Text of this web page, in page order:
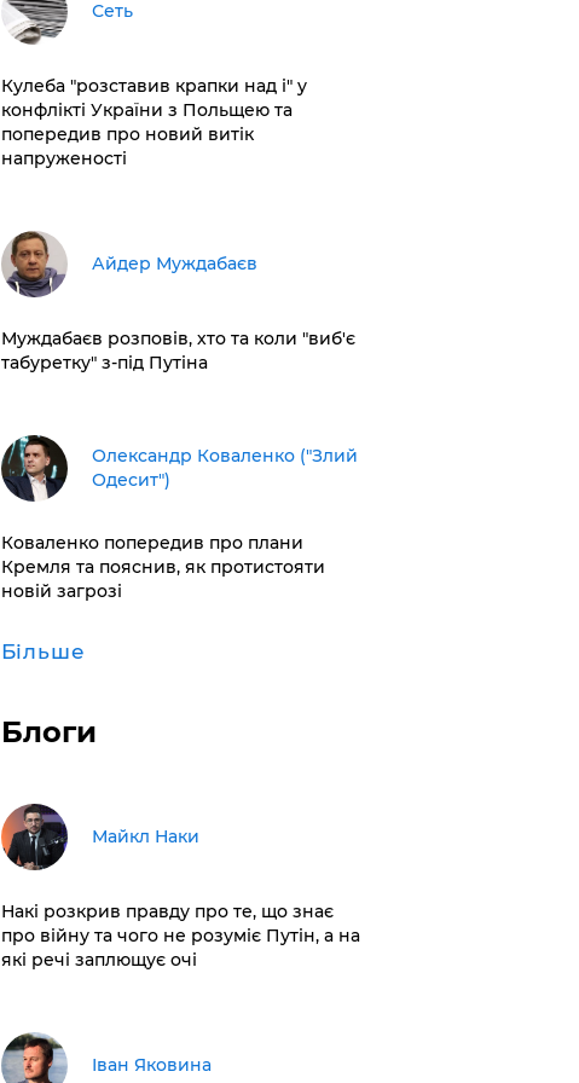
Сеть
Кулеба "розставив крапки над і" у
конфлікті України з Польщею та
попередив про новий витік
напруженості
Айдер Муждабаєв
Муждабаєв розповів, хто та коли "виб'є
табуретку" з-під Путіна
Олександр Коваленко ("Злий
Одесит")
Коваленко попередив про плани
Кремля та пояснив, як протистояти
новій загрозі
Більше
Блоги
Майкл Наки
Накі розкрив правду про те, що знає
про війну та чого не розуміє Путін, а на
які речі заплющує очі
Іван Яковина